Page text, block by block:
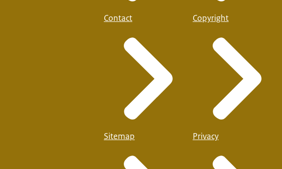
Contact
Sitemap
Copyright
Privacy